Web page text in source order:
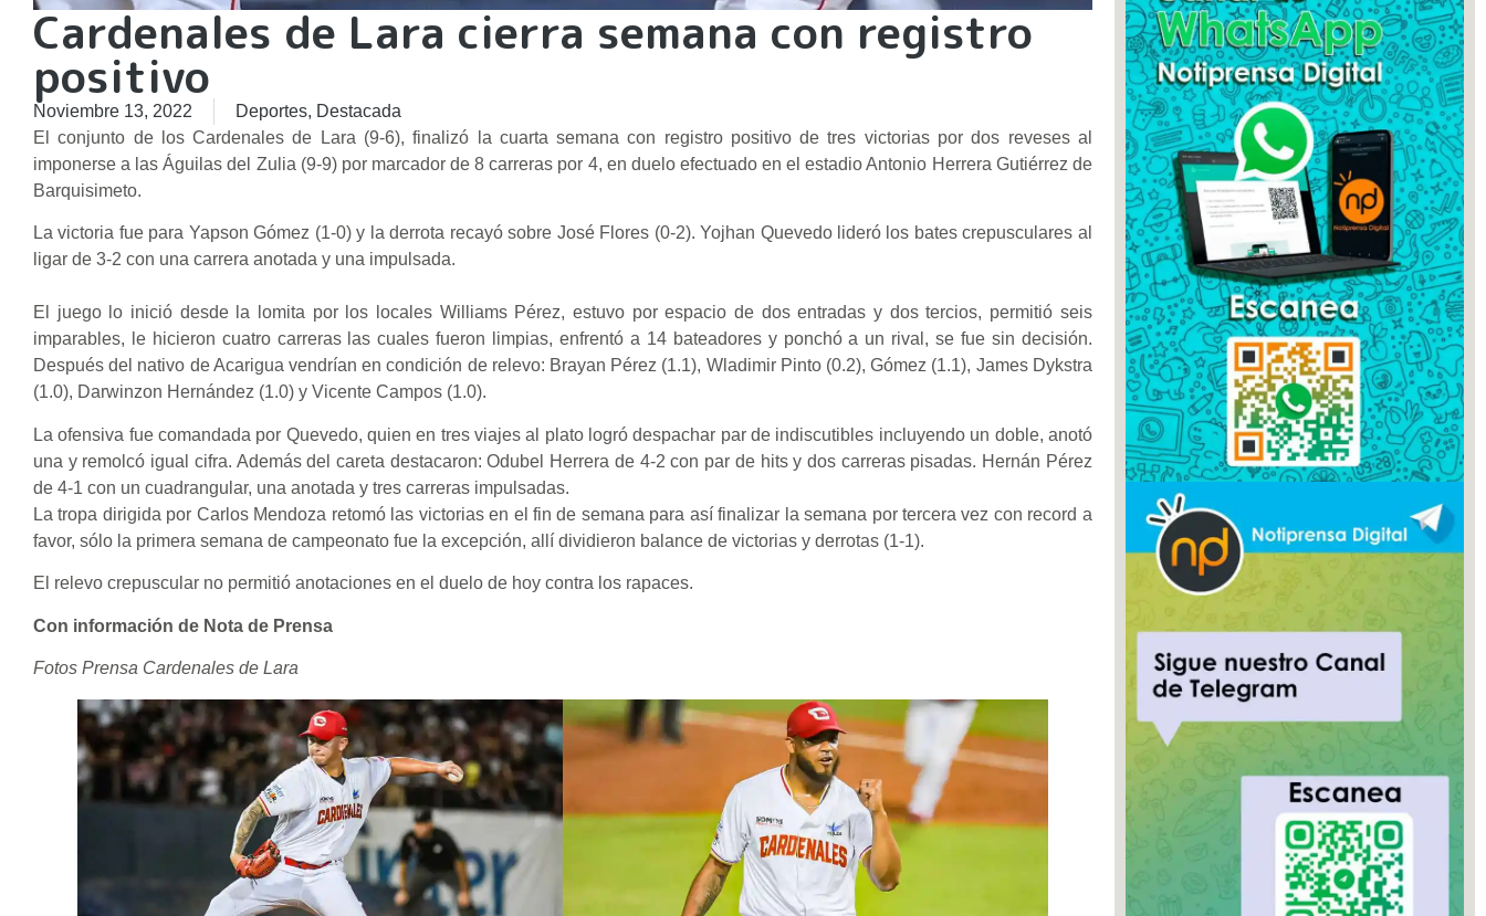
Cardenales de Lara cierra semana con registro
positivo
Noviembre 13, 2022 Deportes, Destacada
El conjunto de los Cardenales de Lara (9-6), finalizó la cuarta semana con registro positivo de tres victorias por dos reveses al
imponerse a las Águilas del Zulia (9-9) por marcador de 8 carreras por 4, en duelo efectuado en el estadio Antonio Herrera Gutiérrez de
Barquisimeto.
La victoria fue para Yapson Gómez (1-0) y la derrota recayó sobre José Flores (0-2). Yojhan Quevedo lideró los bates crepusculares al
ligar de 3-2 con una carrera anotada y una impulsada.
El juego lo inició desde la lomita por los locales Williams Pérez, estuvo por espacio de dos entradas y dos tercios, permitió seis
imparables, le hicieron cuatro carreras las cuales fueron limpias, enfrentó a 14 bateadores y ponchó a un rival, se fue sin decisión.
Después del nativo de Acarigua vendrían en condición de relevo: Brayan Pérez (1.1), Wladimir Pinto (0.2), Gómez (1.1), James Dykstra
(1.0), Darwinzon Hernández (1.0) y Vicente Campos (1.0).
La ofensiva fue comandada por Quevedo, quien en tres viajes al plato logró despachar par de indiscutibles incluyendo un doble, anotó
una y remolcó igual cifra. Además del careta destacaron: Odubel Herrera de 4-2 con par de hits y dos carreras pisadas. Hernán Pérez
de 4-1 con un cuadrangular, una anotada y tres carreras impulsadas.
La tropa dirigida por Carlos Mendoza retomó las victorias en el fin de semana para así finalizar la semana por tercera vez con record a
favor, sólo la primera semana de campeonato fue la excepción, allí dividieron balance de victorias y derrotas (1-1).
El relevo crepuscular no permitió anotaciones en el duelo de hoy contra los rapaces.
Con información de Nota de Prensa
Fotos Prensa Cardenales de Lara